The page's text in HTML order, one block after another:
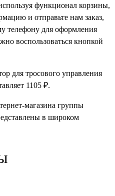
функционал корзины,
и отправьте нам заказ,
телефону для оформления
воспользоваться кнопкой
для тросового управления
1105 ₽.
магазина группы
в широком